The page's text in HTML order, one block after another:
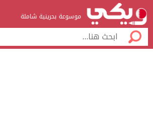
موسوعة بحرينية شاملة